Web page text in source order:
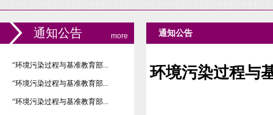
通知公告 more
“环境污染过程与基准教育部...
“环境污染过程与基准教育部...
“环境污染过程与基准教育部...
通知公告
环境污染过程与